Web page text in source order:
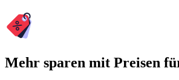
Mehr sparen mit Preisen